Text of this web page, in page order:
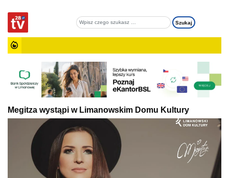
Megitza wystąpi w Limanowskim Domu Kultury